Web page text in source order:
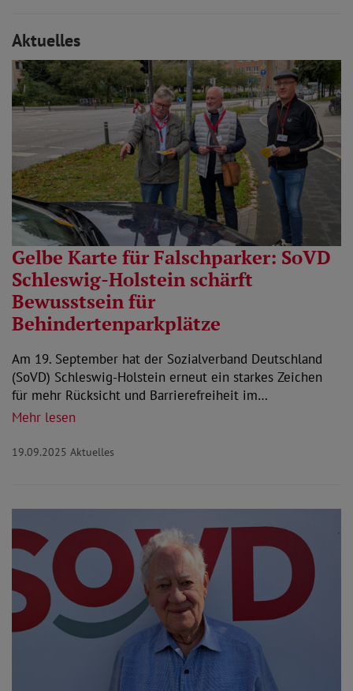
Aktuelles
Gelbe Karte für Falschparker: SoVD
Schleswig-Holstein schärft
Bewusstsein für
Behindertenparkplätze
Am 19. September hat der Sozialverband Deutschland
(SoVD) Schleswig-Holstein erneut ein starkes Zeichen
für mehr Rücksicht und Barrierefreiheit im…
Mehr lesen
19.09.2025 Aktuelles